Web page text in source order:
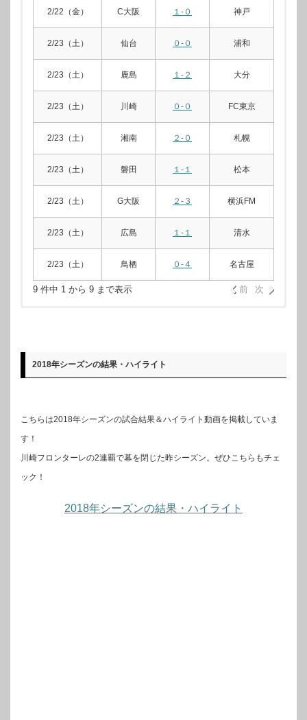
2/22（金） C大阪 １-０ 神戸
2/23（土） 仙台 ０-０ 浦和
2/23（土） 鹿島 １-２ 大分
2/23（土） 川崎 ０-０ FC東京
2/23（土） 湘南 ２-０ 札幌
2/23（土） 磐田 １-１ 松本
2/23（土） G大阪 ２-３ 横浜FM
2/23（土） 広島 １-１ 清水
2/23（土） 鳥栖 ０-４ 名古屋
9 件中 1 から 9 まで表示 前 次
2018年シーズンの結果・ハイライト
こちらは2018年シーズンの試合結果＆ハイライト動画を掲載していま
す！
川崎フロンターレの2連覇で幕を閉じた昨シーズン。ぜひこちらもチェ
ック！
2018年シーズンの結果・ハイライト